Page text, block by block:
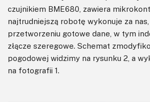
czujnikiem BME680, zawiera
najtrudniejszą robotę wykonuje za
przetworzeniu gotowe dane, w tym
złącze szeregowe. Schemat
pogodowej widzimy na rysunku 2, a
na fotografii 1.